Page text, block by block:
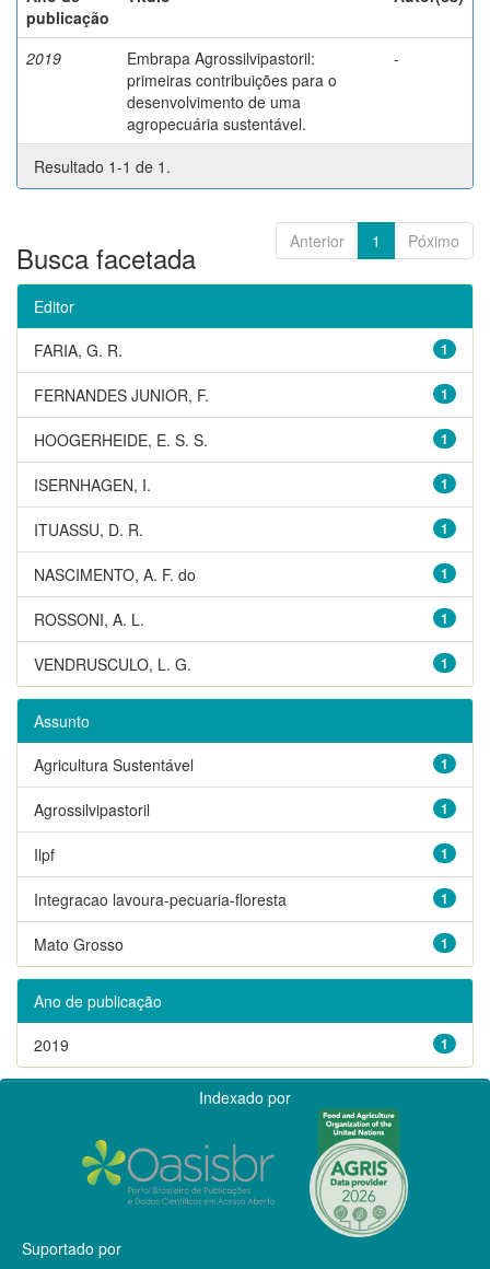
publicação
2019
Embrapa Agrossilvipastoril:
primeiras contribuições para o
desenvolvimento de uma
agropecuária sustentável.
-
Resultado 1-1 de 1.
Anterior 1 Póximo
Busca facetada
Editor
1
FARIA, G. R.
1
FERNANDES JUNIOR, F.
1
HOOGERHEIDE, E. S. S.
1
ISERNHAGEN, I.
1
ITUASSU, D. R.
1
NASCIMENTO, A. F. do
1
ROSSONI, A. L.
1
VENDRUSCULO, L. G.
Assunto
1
Agricultura Sustentável
1
Agrossilvipastoril
1
Ilpf
1
Integracao lavoura-pecuaria-floresta
1
Mato Grosso
Ano de publicação
1
2019
Indexado por
Suportado por